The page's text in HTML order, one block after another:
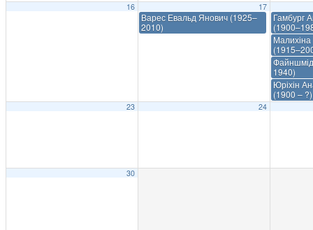
16 17
Варес Евальд Янович (1925–
2010)
Гамбург
Малихіна
1940)
Юріхін
(1900 – ?)
23 24
30